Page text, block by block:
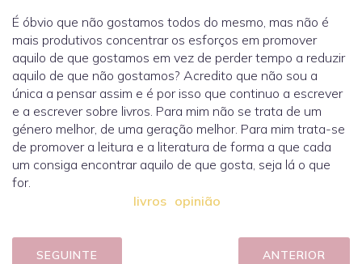
É óbvio que não gostamos todos do mesmo, mas não é
mais produtivos concentrar os esforços em promover
aquilo de que gostamos em vez de perder tempo a reduzir
aquilo de que não gostamos? Acredito que não sou a
única a pensar assim e é por isso que continuo a escrever
e a escrever sobre livros. Para mim não se trata de um
género melhor, de uma geração melhor. Para mim trata-se
de promover a leitura e a literatura de forma a que cada
um consiga encontrar aquilo de que gosta, seja lá o que
for.
livros opinião
SEGUINTE ANTERIOR